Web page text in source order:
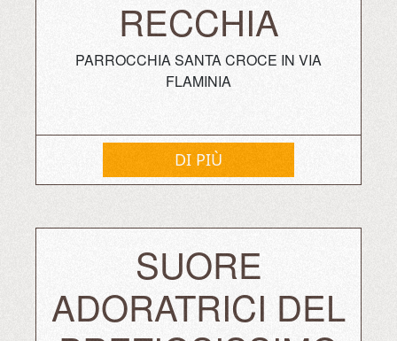
RECCHIA
PARROCCHIA SANTA CROCE IN VIA
FLAMINIA
DI PIÙ
SUORE
ADORATRICI DEL